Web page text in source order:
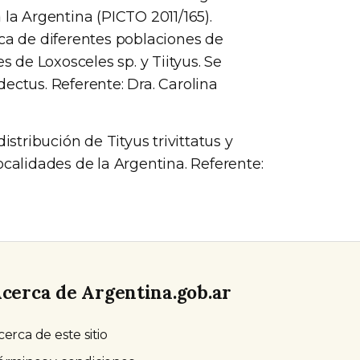
Argentina (PICTO 2011/165).
de diferentes poblaciones de
de Loxosceles sp. y Tiityus. Se
Referente: Dra. Carolina
de Tityus trivittatus y
de la Argentina. Referente:
de Argentina.gob.ar
de este sitio